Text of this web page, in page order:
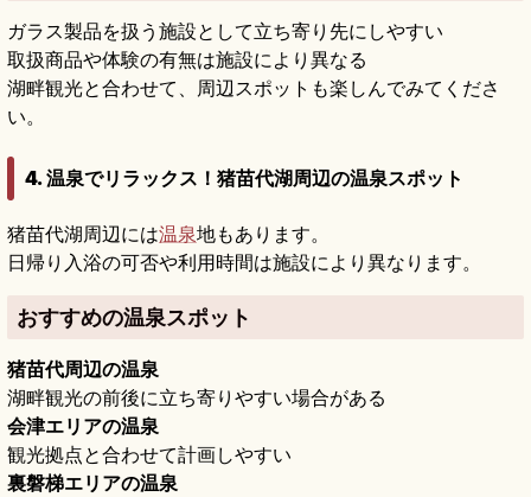
ガラス製品を扱う施設として立ち寄り先にしやすい
取扱商品や体験の有無は施設により異なる
湖畔観光と合わせて、周辺スポットも楽しんでみてくださ
い。
4. 温泉でリラックス！猪苗代湖周辺の温泉スポット
猪苗代湖周辺には温泉地もあります。
日帰り入浴の可否や利用時間は施設により異なります。
おすすめの温泉スポット
猪苗代周辺の温泉
湖畔観光の前後に立ち寄りやすい場合がある
会津エリアの温泉
観光拠点と合わせて計画しやすい
裏磐梯エリアの温泉